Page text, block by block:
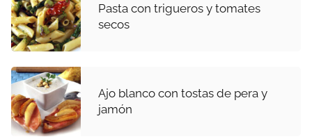
Pasta con trigueros y tomates
secos
Ajo blanco con tostas de pera y
jamón